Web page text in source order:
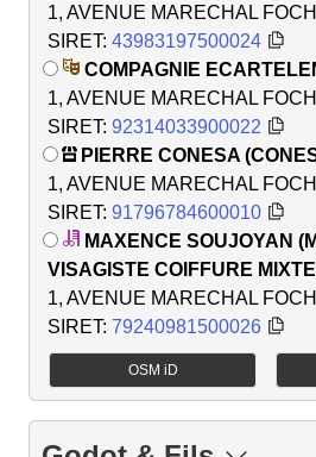
1, AVENUE MARECHAL FOCH
SIRET: 43983197500024
COMPAGNIE
1, AVENUE MARECHAL FOCH
SIRET: 92314033900022
PIERRE CONESA
1, AVENUE MARECHAL FOCH
SIRET: 91796784600010
MAXENCE SOUJOYAN
VISAGISTE COIFFURE
1, AVENUE MARECHAL FOCH
SIRET: 79240981500026
OSM iD